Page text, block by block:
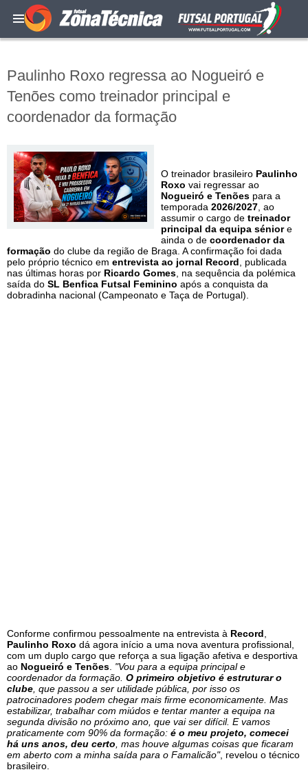
Paulinho Roxo regressa ao Nogueiró e
Tenões como treinador principal e
coordenador da formação
O treinador brasileiro Paulinho
Roxo vai regressar ao
Nogueiró e Tenões para a
temporada 2026/2027 , ao
assumir o cargo de treinador
principal da equipa séniore
ainda o de coordenador da
formação do clube da região de Braga. A confirmação foi dada
pelo próprio técnico em entrevista ao jornal Record , publicada
nas últimas horas por Ricardo Gomes , na sequência da polémica
saída do SL Benfica Futsal Feminino após a conquista da
dobradinha nacional (Campeonato e Taça de Portugal).
Conforme confirmou pessoalmente na entrevista à Record
Paulinho Roxo dá agora início a uma nova aventura profissional,
com um duplo cargo que reforça a sua ligação afetiva e desportiva
ao Nogueiró e Tenões "Vou para a equipa principal e
coordenador da formação. O primeiro objetivo é estruturar o
clube , que passou a ser utilidade pública, por isso os
patrocinadores podem chegar mais firme economicamente. Mas
estabilizar, trabalhar com miúdos e tentar manter a equipa na
segunda divisão no próximo ano, que vai ser difícil. E vamos
praticamente com 90% da formação: é o meu projeto, comecei
há uns anos, deu certo , mas houve algumas coisas que ficaram
em aberto com a minha saída para o Famalicão", revelou o técnico
brasileiro.